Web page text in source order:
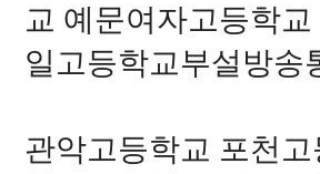
교 예문여자고등학
일고등학교부설방송
관악고등학교 포천